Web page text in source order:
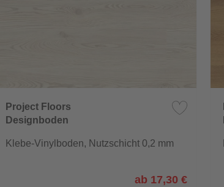
Project Floors
Designboden
Klebe-Vinylboden, Nutzschicht 0,2 mm
ab 17,30 €